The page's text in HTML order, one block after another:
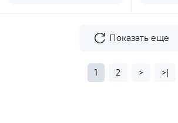
Показать еще
1 2 > >|